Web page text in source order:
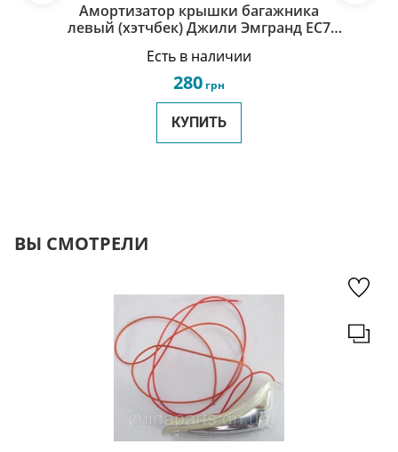
Амортизатор крышки багажника
левый (хэтчбек) Джили Эмгранд ЕС7
Есть в наличии
280 грн
КУПИТЬ
ВЫ СМОТРЕЛИ